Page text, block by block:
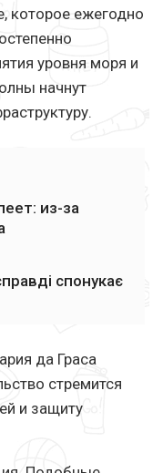
которое ежегодно
уровня моря и
начнут
из-за
спонукає
да Граса
стремится
и защиту